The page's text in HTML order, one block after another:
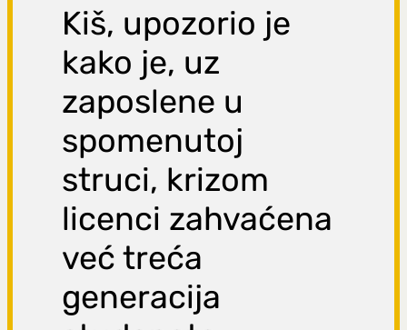
Kiš, upozorio je
kako je, uz
zaposlene u
spomenutoj
struci, krizom
licenci zahvaćena
već treća
generacija